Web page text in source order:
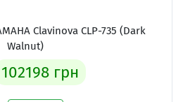
Clavinova CLP-735 (Dark
Walnut)
102198 грн